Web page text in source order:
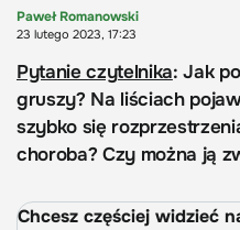
Paweł Romanowski
23 lutego 2023, 17:23
Pytanie czytelnika: Jak
gruszy? Na liściach
szybko się
choroba? Czy można ją
Chcesz częściej widzieć